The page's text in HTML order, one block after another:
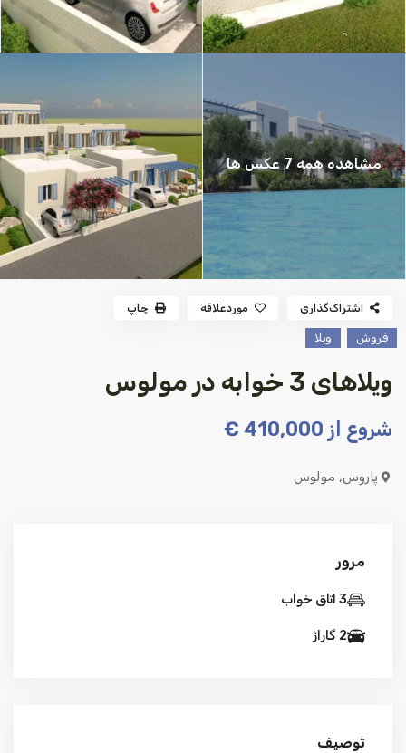
مشاهده همه 7 عکس ها
فروش ویلا
ویلاهای 3 خوابه در مولوس
شروع از
پاروس, مولوس
اشتراک‌گذاری موردعلاقه چاپ
مرور
3 اتاق خواب
2 گاراژ
توصیف